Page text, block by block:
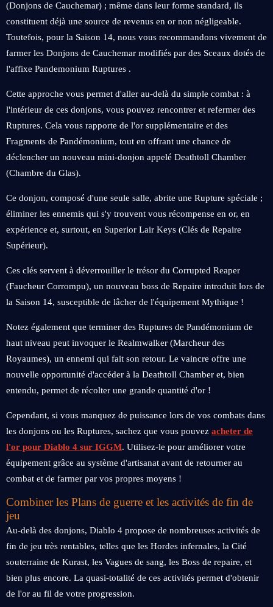
(Donjons de Cauchemar) ; même dans leur forme standard, ils
constituent déjà une source de revenus en or non négligeable.
Toutefois, pour la Saison 14, nous vous recommandons vivement de
farmer les Donjons de Cauchemar modifiés par des Sceaux dotés de
l'affixe Pandemonium Ruptures .
Cette approche vous permet d'aller au-delà du simple combat : à
l'intérieur de ces donjons, vous pouvez rencontrer et refermer des
Ruptures. Cela vous rapporte de l'or supplémentaire et des
Fragments de Pandémonium, tout en offrant une chance de
déclencher un nouveau mini-donjon appelé Deathtoll Chamber
(Chambre du Glas).
Ce donjon, composé d'une seule salle, abrite une Rupture spéciale ;
éliminer les ennemis qui s'y trouvent vous récompense en or, en
expérience et, surtout, en Superior Lair Keys (Clés de Repaire
Supérieur).
Ces clés servent à déverrouiller le trésor du Corrupted Reaper
(Faucheur Corrompu), un nouveau boss de Repaire introduit lors de
la Saison 14, susceptible de lâcher de l'équipement Mythique !
Notez également que terminer des Ruptures de Pandémonium de
haut niveau peut invoquer le Realmwalker (Marcheur des
Royaumes), un ennemi qui fait son retour. Le vaincre offre une
nouvelle opportunité d'accéder à la Deathtoll Chamber et, bien
entendu, permet de récolter une grande quantité d'or !
Cependant, si vous manquez de puissance lors de vos combats dans
les donjons ou les Ruptures, sachez que vous pouvez acheter de
l'or pour Diablo 4 sur IGGM. Utilisez-le pour améliorer votre
équipement grâce au système d'artisanat avant de retourner au
combat et de farmer par vos propres moyens !
Combiner les Plans de guerre et les activités de fin de
jeu
Au-delà des donjons, Diablo 4 propose de nombreuses activités de
fin de jeu très rentables, telles que les Hordes infernales, la Cité
souterraine de Kurast, les Vagues de sang, les Boss de repaire, et
bien plus encore. La quasi-totalité de ces activités permet d'obtenir
de l'or au fil de votre progression.